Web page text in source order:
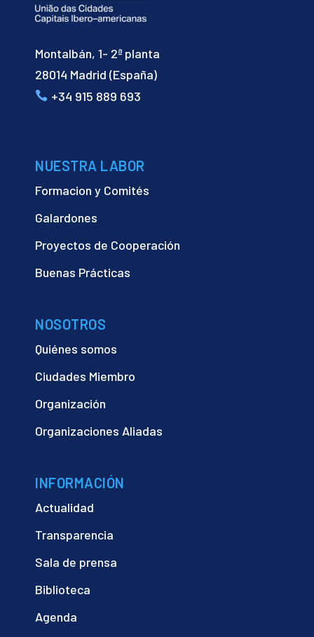
Montalbán, 1- 2ª planta
28014 Madrid (España)
+34 915 889 693
NUESTRA LABOR
Formacion y Comités
Galardones
Proyectos de Cooperación
Buenas Prácticas
NOSOTROS
Quiénes somos
Ciudades Miembro
Organización
Organizaciones Aliadas
INFORMACIÓN
Actualidad
Transparencia
Sala de prensa
Biblioteca
Agenda